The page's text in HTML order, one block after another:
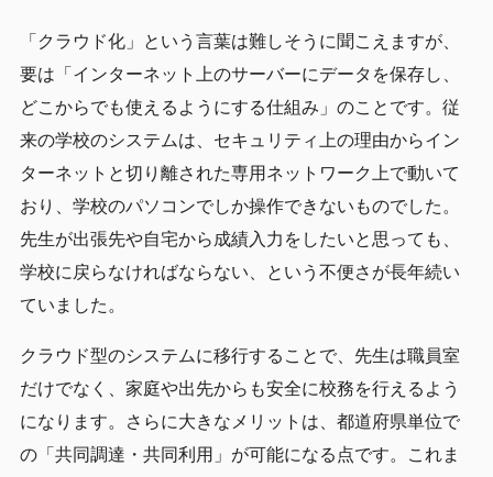
「クラウド化」という言葉は難しそうに聞こえますが、
要は「インターネット上のサーバーにデータを保存し、
どこからでも使えるようにする仕組み」のことです。従
来の学校のシステムは、セキュリティ上の理由からイン
ターネットと切り離された専用ネットワーク上で動いて
おり、学校のパソコンでしか操作できないものでした。
先生が出張先や自宅から成績入力をしたいと思っても、
学校に戻らなければならない、という不便さが長年続い
ていました。
クラウド型のシステムに移行することで、先生は職員室
だけでなく、家庭や出先からも安全に校務を行えるよう
になります。さらに大きなメリットは、都道府県単位で
の「共同調達・共同利用」が可能になる点です。これま